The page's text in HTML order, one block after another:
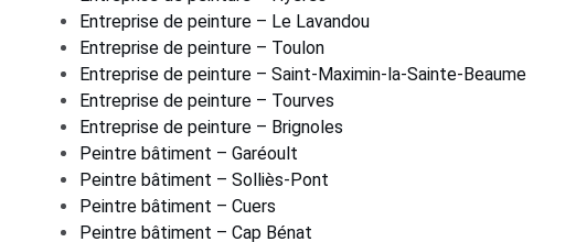
Entreprise de peinture – Le Lavandou
Entreprise de peinture – Toulon
Entreprise de peinture – Saint-Maximin-la-Sainte-Beaume
Entreprise de peinture – Tourves
Entreprise de peinture – Brignoles
Peintre bâtiment – Garéoult
Peintre bâtiment – Solliès-Pont
Peintre bâtiment – Cuers
Peintre bâtiment – Cap Bénat